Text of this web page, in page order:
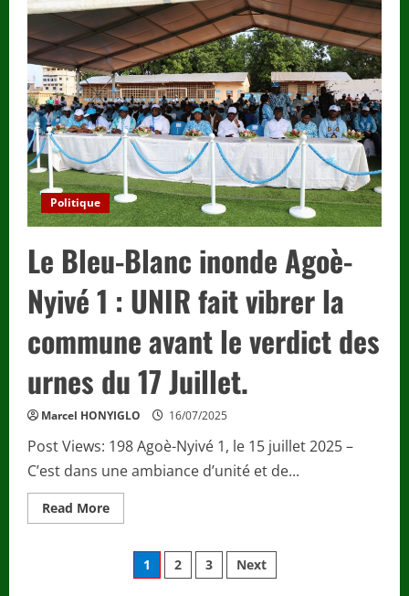
Le
Président
du
Togo
Jean-
Lucien
Savi
de
Tové
reçoit
les
sages
du
Togo
:
L’unité
nationale
au
des
échanges
Politique
Le Bleu-Blanc inonde Agoè-
Nyivé 1 : UNIR fait vibrer la
commune avant le verdict des
urnes du 17 Juillet.
Marcel HONYIGLO 16/07/2025
Post Views: 198 Agoè-Nyivé 1, le 15 juillet 2025 –
C’est dans une ambiance d’unité et de...
Read MoreRead
more
inondePagination
1 2 3 Next